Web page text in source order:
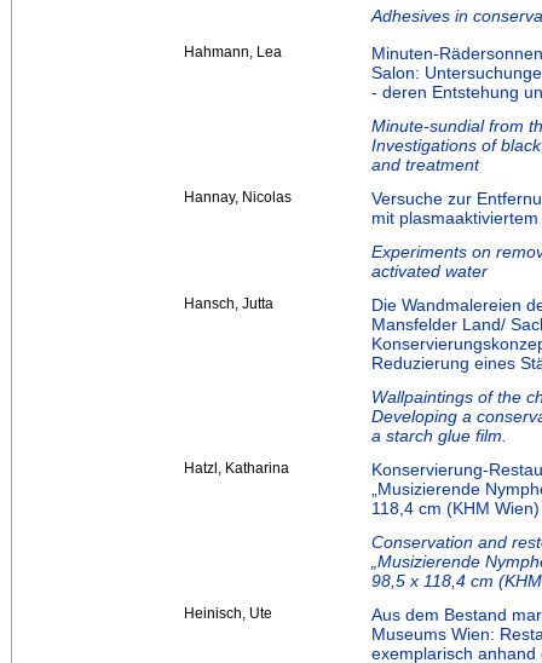
Adhesives in
Hahmann, Lea
Minuten-
Salon:
- deren Entstehung
Minute-sundial from
Investigations of
and treatment
Hannay, Nicolas
Versuche zur
mit plasmaaktiviertem
Experiments on
activated water
Hansch, Jutta
Die Wandmalereien
Mansfelder Land/
Reduzierung eines
Wallpaintings of the
Developing a
a starch glue film.
Hatzl, Katharina
Konservierung-
„Musizierende
118,4 cm (KHM Wien)
Conservation and
„Musizierende
98,5 x 118,4 cm
Heinisch, Ute
Aus dem Bestand
Museums Wien:
exemplarisch